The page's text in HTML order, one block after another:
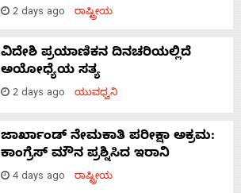
2 days ago ರಾಷ್ಟ್ರೀಯ
ವಿದೇಶಿ ಪ್ರಯಾಣಿಕನ ದಿನಚರಿಯಲ್ಲಿದೆ
ಅಯೋಧ್ಯೆಯ ಸತ್ಯ
2 days ago ಯುವಧ್ವನಿ
ಜಾರ್ಖಾಂಡ್‌ ನೇಮಕಾತಿ ಪರೀಕ್ಷಾ ಅಕ್ರಮ:
ಕಾಂಗ್ರೆಸ್‌ ಮೌನ ಪ್ರಶ್ನಿಸಿದ ಇರಾನಿ
4 days ago ರಾಷ್ಟ್ರೀಯ